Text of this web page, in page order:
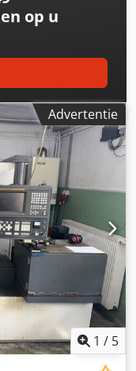
op u
Advertentie
1 / 5